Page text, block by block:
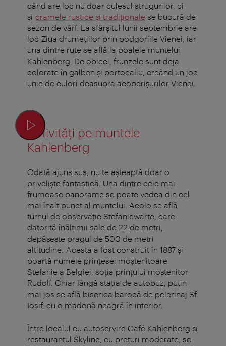
când are loc nu doar culesul strugurilor, ci
și cramele rustice și tradiționale se bucură de
sezon de vârf. La sfârșitul lunii septembrie are
loc Ziua drumețiilor prin podgoriile Vienei, iar
una dintre rute se află la poalele muntelui
Kahlenberg. De obicei, frunzele sunt deja
colorate în galben și portocaliu, creând un joc
unic de culori deasupra acoperișurilor Vienei.
Activități pe muntele
Kahlenberg
Odată ajuns sus, nu te așteaptă doar o
priveliște fantastică. Una dintre cele mai
frumoase panorame se poate vedea din cel
mai înalt punct al muntelui. Acolo se află
turnul de observație Stefaniewarte, care
datorită înălțimii sale de 22 de metri,
depășește pragul de 500 de metri
altitudine. Acesta a fost construit în 1887 și
poartă numele prințesei moștenitoare
Stefanie a Belgiei, soția prințului moștenitor
Rudolf. Chiar lângă stația de autobuz, puțin
mai jos se află biserica barocă de pelerinaj Sf.
Iosif, cu o madonă neagră în interior.
Între localul cu autoservire Café Kahlenberg și
restaurantul Skyline, cu prețuri moderate, se